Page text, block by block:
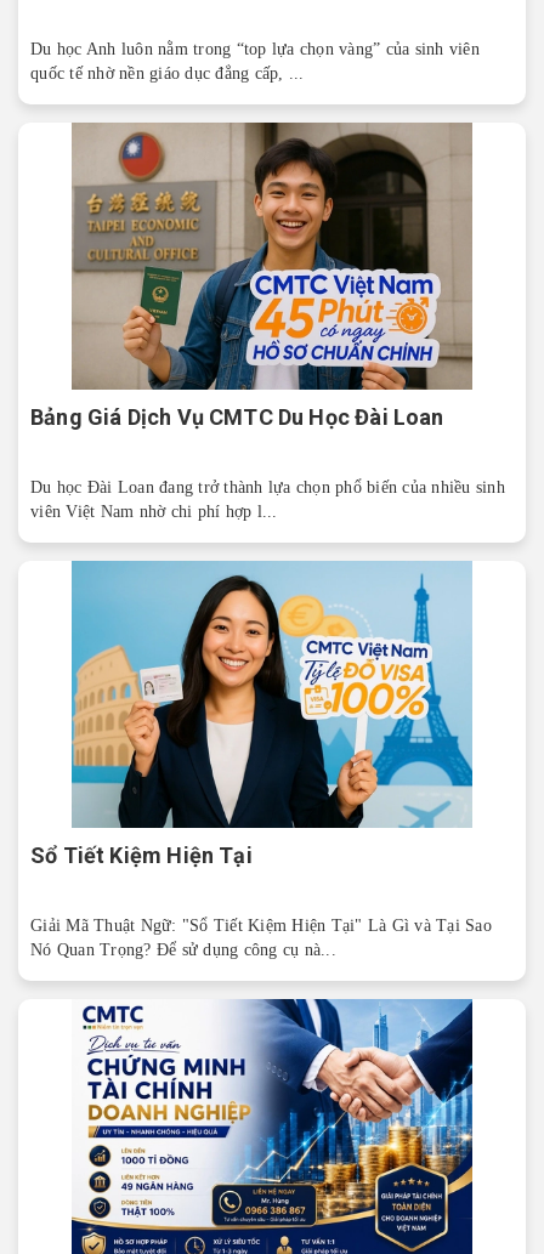
Du học Anh luôn nằm trong “top lựa chọn vàng” của sinh viên
quốc tế nhờ nền giáo dục đẳng cấp, ...
Bảng Giá Dịch Vụ CMTC Du Học Đài Loan
Du học Đài Loan đang trở thành lựa chọn phổ biến của nhiều sinh
viên Việt Nam nhờ chi phí hợp l...
Sổ Tiết Kiệm Hiện Tại
Giải Mã Thuật Ngữ: "Sổ Tiết Kiệm Hiện Tại" Là Gì và Tại Sao
Nó Quan Trọng? Để sử dụng công cụ nà...